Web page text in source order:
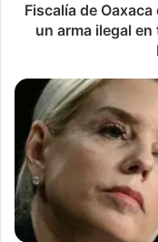
Fiscalía de
un arma ilegal